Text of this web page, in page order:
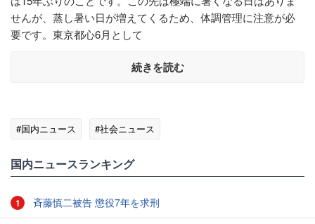
せんが、蒸し暑い日が増えてくるため、体調管理に注意が必
要です。東京都心6月として
続きを読む
#国内ニュース #社会ニュース
国内ニュースランキング
1 斉藤慎二被告 懲役7年を求刑